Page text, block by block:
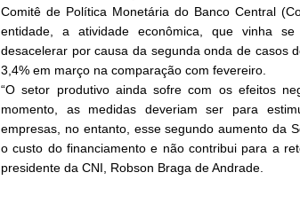
Comitê de Política Monetária do Banco Central
entidade, a atividade econômica, que vinha
desacelerar por causa da segunda onda de casos
3,4% em março na comparação com fevereiro.
“O setor produtivo ainda sofre com os efeitos
momento, as medidas deveriam ser para
empresas, no entanto, esse segundo aumento da
o custo do financiamento e não contribui para a
presidente da CNI, Robson Braga de Andrade.